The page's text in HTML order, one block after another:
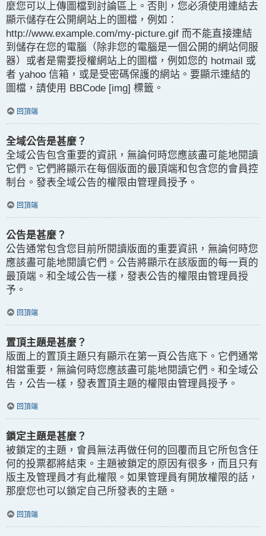
麼您可以上傳圖檔到討論區上。否則，您必須使用連結去
顯示儲存在公開網站上的圖檔，例如：
http://www.example.com/my-picture.gif 而不能直接連結
到儲存在您的電腦（除非您的電腦是一個公開的網站伺服
器）或者是需要授權網站上的圖檔，例如您的 hotmail 或
者 yahoo 信箱，或是受密碼保護的網站。要顯示連結的
圖檔，請使用 BBCode [img] 標籤。
回頂端
全域公告是甚麼？
全域公告包含重要的資訊，無論何時您應該盡可能地閱讀
它們。它們將顯示在每個版面的最頂端和包含您的會員控
制台。發表全域公告的權限由管理員授予。
回頂端
公告是甚麼？
公告通常包含您目前所閱讀版面的重要資訊，無論何時您
應該盡可能地閱讀它們。公告將顯示在該版面的每一頁的
最頂端。和全域公告一樣，發表公告的權限由管理員授
予。
回頂端
置頂主題是甚麼？
版面上的置頂主題只有顯示在第一頁公告底下。它們通常
相當重要，無論何時您應該盡可能地閱讀它們。和全域公
告，公告一樣，發表置頂主題的權限由管理員授予。
回頂端
鎖定主題是甚麼？
被鎖定的主題，會員無法再做任何的回覆而且它所包含任
何的投票都將結束。主題被鎖定的原因有很多，而且只有
版主及管理員才有此權限。如果管理員有開放權限的話，
那麼您也可以鎖定自己所發表的主題。
回頂端